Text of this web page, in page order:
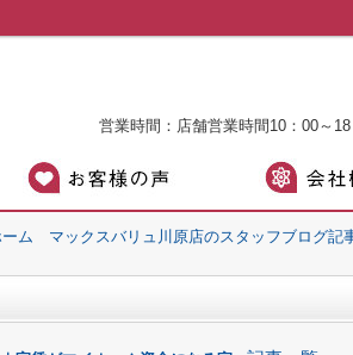
営業時間：店舗営業時間10：00～
ム マックスバリュ川原店のスタッフブログ記